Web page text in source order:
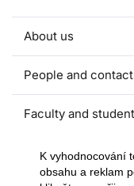
About us
People and
Faculty and
Projects and
K vyhodnocování
obsahu a reklam